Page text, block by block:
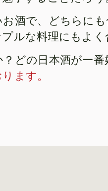
酒で、どちらに
ルな料理にもよく
どの日本酒が一番
ます。